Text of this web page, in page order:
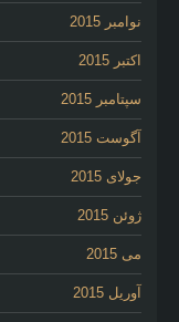
نوامبر 2015
اکتبر 2015
سپتامبر 2015
آگوست 2015
جولای 2015
ژوئن 2015
می 2015
آوریل 2015